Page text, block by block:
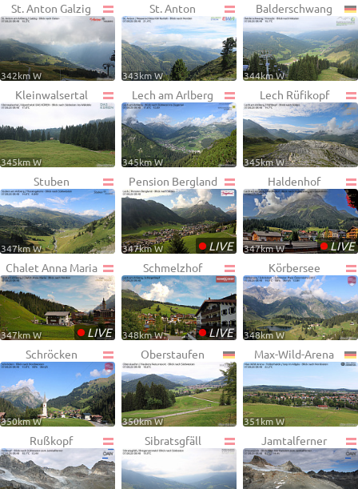
St. Anton Galzig
342km W
St. Anton
343km W
Balderschwang
344km W
Kleinwalsertal
345km W
Lech am Arlberg
345km W
Lech Rüfikopf
345km W
Stuben
347km W
Pension Bergland
•LIVE
347km W
Haldenhof
•LIVE
347km W
Chalet Anna Maria
•LIVE
347km W
Schmelzhof
•LIVE
348km W
Körbersee
348km W
Schröcken
350km W
Oberstaufen
350km W
Max-Wild-Arena
351km W
Rußkopf Sibratsgfäll Jamtalferner